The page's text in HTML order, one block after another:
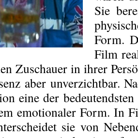
Sie
Form.
Film
Zuschauer in ihrer
aber unverzichtbar.
eine der
emotionaler Form. In
sie von